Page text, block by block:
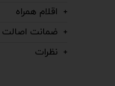
اقلام همراه
ضمانت اصالت
نظرات